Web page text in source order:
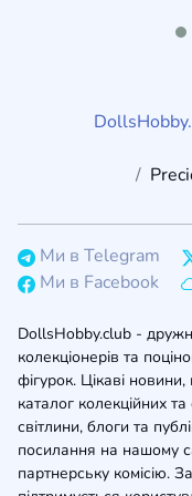
Ми в Telegram
Ми в Facebook
DollsHobby.club -
колекціонерів та
фігурок. Цікаві
каталог колекційних
світлини, блоги та
посилання на нашому
партнерську комісію.